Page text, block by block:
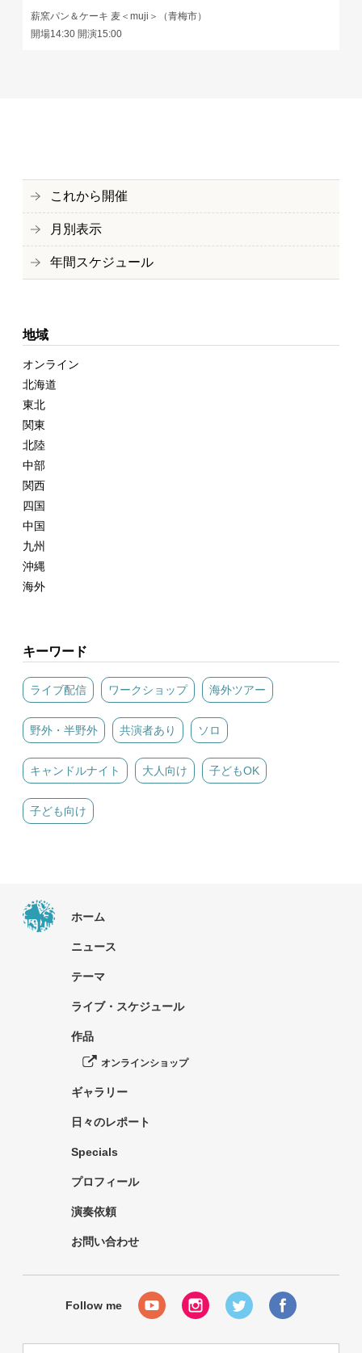
薪窯パン＆ケーキ 麦＜muji＞（青梅市）
開場14:30 開演15:00
これから開催
月別表示
年間スケジュール
地域
オンライン
北海道
東北
関東
北陸
中部
関西
四国
中国
九州
沖縄
海外
キーワード
ライブ配信 ワークショップ 海外ツアー
野外・半野外 共演者あり ソロ
キャンドルナイト 大人向け 子どもOK
子ども向け
ホーム
ニュース
テーマ
ライブ・スケジュール
作品
オンラインショップ
ギャラリー
日々のレポート
Specials
プロフィール
演奏依頼
お問い合わせ